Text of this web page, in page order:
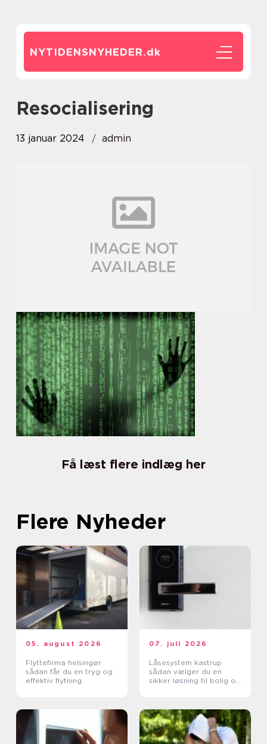
NYTIDENSNYHEDER.dk
resocialisering
13 januar 2024 admin
Få læst flere indlæg her
Flere Nyheder
05. august 2026
Flyttefirma helsingør
sådan får du en tryg og
effektiv flytning
07. juli 2026
Låsesystem kastrup
sådan vælger du en
sikker løsning til bolig og